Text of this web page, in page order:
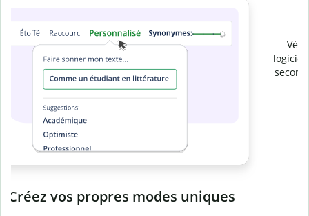
Vérifiez que vos écrits sont 100 % les vôtres grâce au
logiciel anti-plagiat. Analysez votre document en quelques
secondes et identifiez les citations manquantes dans plus
de 100 langues.